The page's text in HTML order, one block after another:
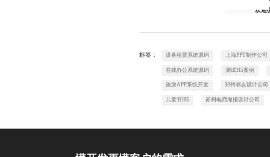
欢迎
标签： 设备租赁系统源码 上海PPT制作公司
在线办公系统源码 测试H5案例
旅游APP系统开发 郑州标志设计公司
儿童节H5 苏州电商海报设计公司